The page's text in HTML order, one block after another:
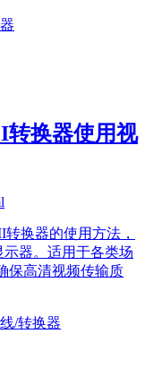
转换器使用视
换器的使用方法，
器。适用于各类场
保高清视频传输质
/转换器